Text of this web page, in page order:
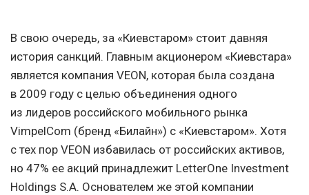
В свою очередь, за «Киевстаром» стоит давняя
история санкций. Главным акционером «Киевстара»
является компания VEON, которая была создана
в 2009 году с целью объединения одного
из лидеров российского мобильного рынка
VimpelCom (бренд «Билайн») с «Киевстаром». Хотя
с тех пор VEON избавилась от российских активов,
но 47% ее акций принадлежит LetterOne Investment
Holdings S.A. Основателем же этой компании